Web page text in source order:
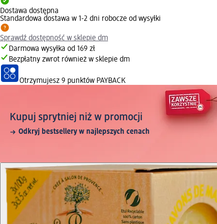
Dostawa dostępna
Standardowa dostawa w 1-2 dni robocze od wysyłki
Sprawdź dostępność w sklepie dm
Darmowa wysyłka od 169 zł
Bezpłatny zwrot również w sklepie dm
Otrzymujesz 9 punktów PAYBACK
Kupuj sprytniej niż w promocji
Odkryj bestsellery w najlepszych cenach